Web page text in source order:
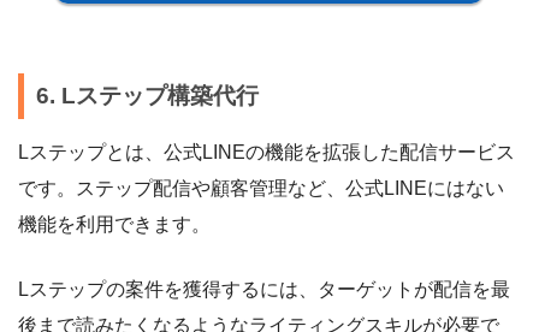
6. Lステップ構築代行
Lステップとは、公式LINEの機能を拡張した配信サービス
です。ステップ配信や顧客管理など、公式LINEにはない
機能を利用できます。
Lステップの案件を獲得するには、ターゲットが配信を最
後まで読みたくなるようなライティングスキルが必要で